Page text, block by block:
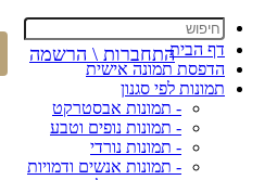
דף הבית
הדפסת תמונה אישית
תמונות לפי סגנון
- תמונות אבסטרקט
- תמונות נופים וטבע
- תמונות נורדי
- תמונות אנשים ודמויות
התחברות \ הרשמה